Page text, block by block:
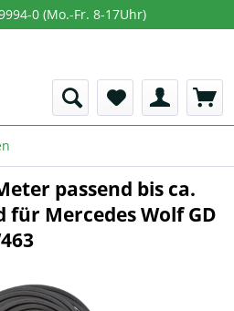
0 (Mo.-Fr. 8-17Uhr)
passend bis ca.
für Mercedes Wolf GD